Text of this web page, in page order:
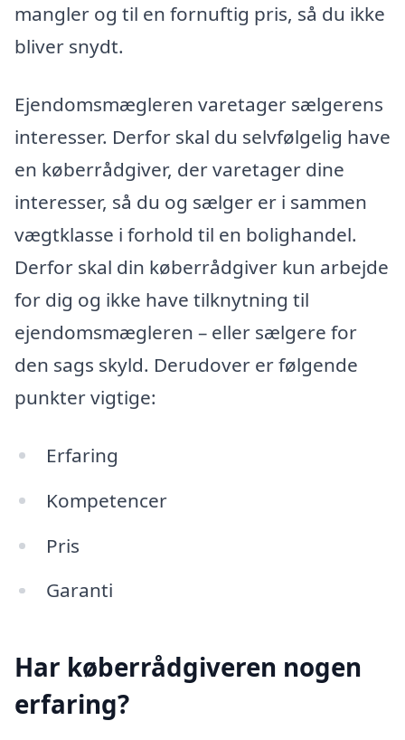
mangler og til en fornuftig pris, så du ikke
bliver snydt.
Ejendomsmægleren varetager sælgerens
interesser. Derfor skal du selvfølgelig have
en køberrådgiver, der varetager dine
interesser, så du og sælger er i sammen
vægtklasse i forhold til en bolighandel.
Derfor skal din køberrådgiver kun arbejde
for dig og ikke have tilknytning til
ejendomsmægleren – eller sælgere for
den sags skyld. Derudover er følgende
punkter vigtige:
Erfaring
Kompetencer
Pris
Garanti
Har køberrådgiveren nogen
erfaring?